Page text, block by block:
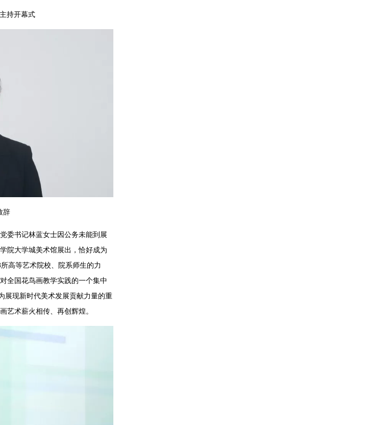
持开幕式
辞
委书记林蓝女士因公务未能到展
院大学城美术馆展出，恰好成为
高等艺术院校、院系师生的力
全国花鸟画教学实践的一个集中
展现新时代美术发展贡献力量的重
艺术薪火相传、再创辉煌。